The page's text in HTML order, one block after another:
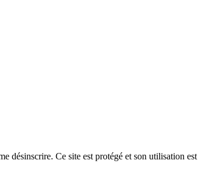
désinscrire. Ce site est protégé et son utilisation est